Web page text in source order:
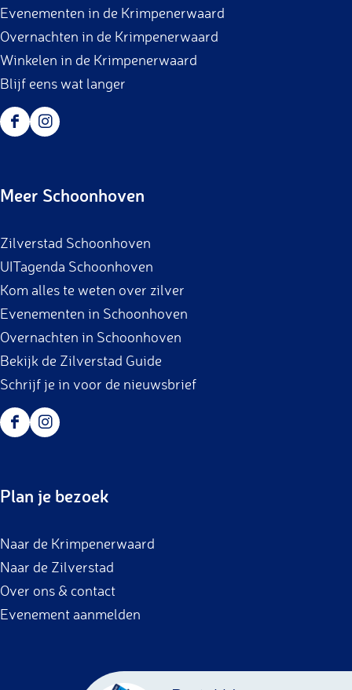
Evenementen in de Krimpenerwaard
Overnachten in de Krimpenerwaard
Winkelen in de Krimpenerwaard
Blijf eens wat langer
F
e
o
o
k
I
t
g
r
a
m
Meer Schoonhoven
Zilverstad Schoonhoven
UITagenda Schoonhoven
Kom alles te weten over zilver
Evenementen in Schoonhoven
Overnachten in Schoonhoven
Bekijk de Zilverstad Guide
Schrijf je in voor de nieuwsbrief
F
e
o
o
k
I
t
g
r
a
m
Plan je bezoek
Naar de Krimpenerwaard
Naar de Zilverstad
Over ons & contact
Evenement aanmelden